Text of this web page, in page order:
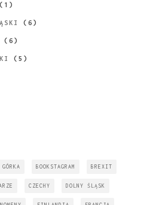
(6)
(6)
(5)
BOOKSTAGRAM BREXIT
CZECHY DOLNY ŚLĄSK